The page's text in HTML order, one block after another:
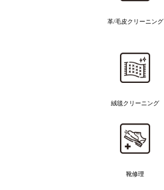
革/毛皮クリーニング
絨毯クリーニング
靴修理